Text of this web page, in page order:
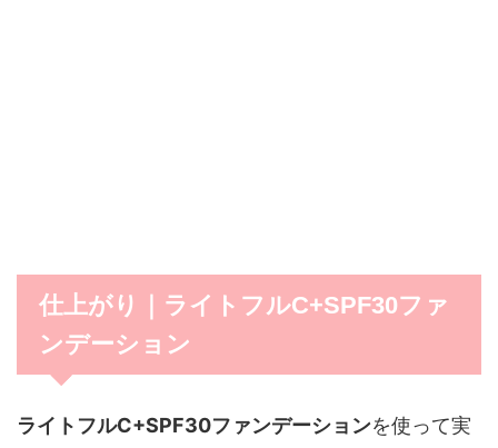
仕上がり｜ライトフルC+SPF30ファ
ンデーション
ライトフルC+SPF30ファンデーションを使って実